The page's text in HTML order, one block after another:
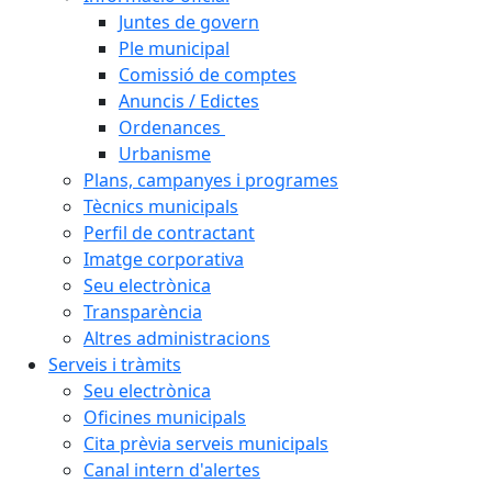
Juntes de govern
Ple municipal
Comissió de comptes
Anuncis / Edictes
Ordenances
Urbanisme
Plans, campanyes i programes
Tècnics municipals
Perfil de contractant
Imatge corporativa
Seu electrònica
Transparència
Altres administracions
Serveis i tràmits
Seu electrònica
Oficines municipals
Cita prèvia serveis municipals
Canal intern d'alertes